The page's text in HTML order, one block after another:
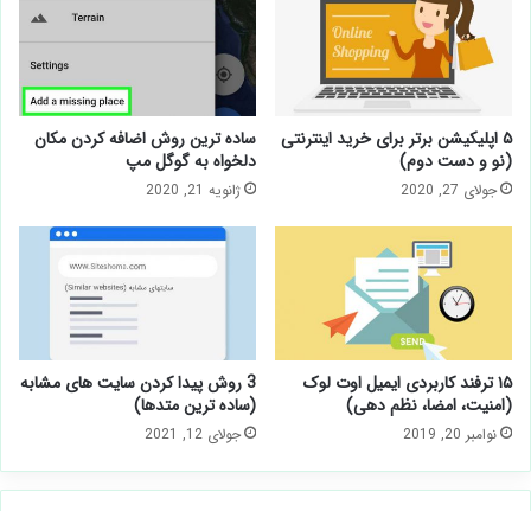
۵ اپلیکیشن برتر برای خرید اینترنتی
(نو و دست دوم)
جولای 27, 2020
ساده ترین روش اضافه کردن مکان
دلخواه به گوگل مپ
ژانویه 21, 2020
۱۵ ترفند کاربردی ایمیل اوت لوک
(امنیت، امضا، نظم دهی)
نوامبر 20, 2019
3 روش پیدا کردن سایت های مشابه
(ساده ترین متدها)
جولای 12, 2021